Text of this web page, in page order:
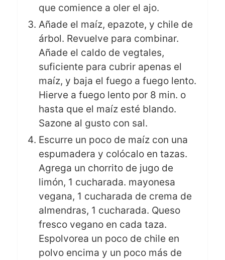
que comience a oler el ajo.
Añade el maíz, epazote, y chile de
árbol. Revuelve para combinar.
Añade el caldo de vegtales,
suficiente para cubrir apenas el
maíz, y baja el fuego a fuego lento.
Hierve a fuego lento por 8 min. o
hasta que el maíz esté blando.
Sazone al gusto con sal.
Escurre un poco de maíz con una
espumadera y colócalo en tazas.
Agrega un chorrito de jugo de
limón, 1 cucharada. mayonesa
vegana, 1 cucharada de crema de
almendras, 1 cucharada. Queso
fresco vegano en cada taza.
Espolvorea un poco de chile en
polvo encima y un poco más de